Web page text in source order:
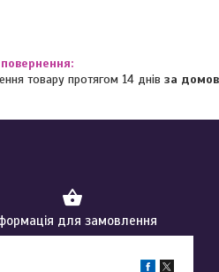
товару протягом 14 днівза
для замовлення